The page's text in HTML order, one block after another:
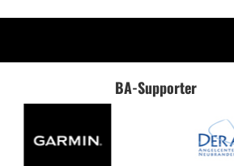
BA-Supporter